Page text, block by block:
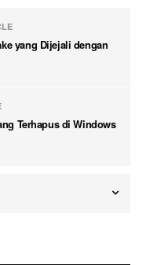
yang Dijejali dengan
Terhapus di Windows